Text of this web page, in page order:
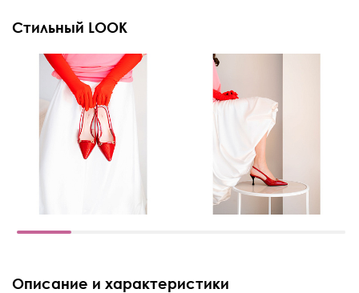
Стильный LOOK
Описание и характеристики